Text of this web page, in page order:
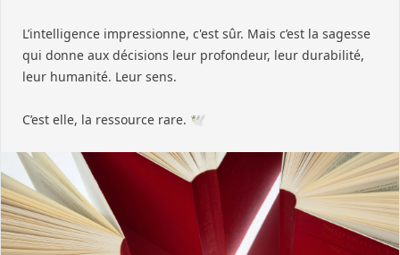
L’intelligence impressionne, c'est sûr. Mais c’est la sagesse
qui donne aux décisions leur profondeur, leur durabilité,
leur humanité. Leur sens.
C’est elle, la ressource rare. 🕊️